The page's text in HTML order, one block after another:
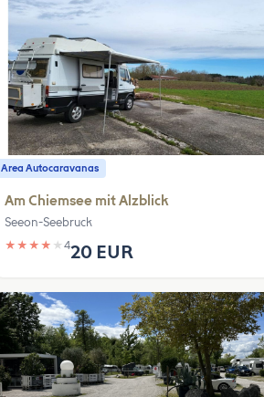
Area Autocaravanas
Am Chiemsee mit Alzblick
Seeon-Seebruck
★ ★ ★ ★ ★420 EUR